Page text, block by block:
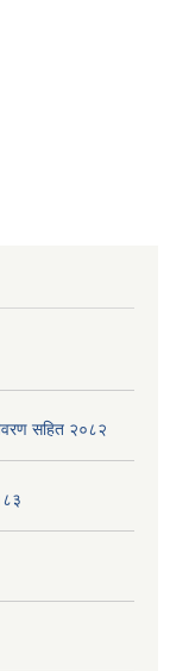
सहित २०८२